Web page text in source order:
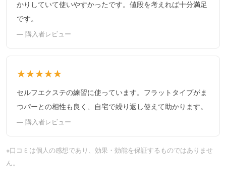
かりしていて使いやすかったです。値段を考えれば十分満足
です。
— 購入者レビュー
★★★★★
セルフエクステの練習に使っています。フラットタイプがま
つパーとの相性も良く、自宅で繰り返し使えて助かります。
— 購入者レビュー
※口コミは個人の感想であり、効果・効能を保証するものではありませ
ん。